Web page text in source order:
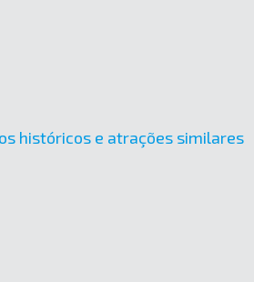
históricos e atrações similares